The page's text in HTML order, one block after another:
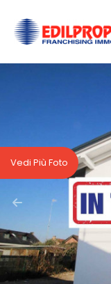
Vedi Più Foto
HOME
AFFILIATI
VENDITA
AFFITTO
ACQUISIZIONE
Codice
Qualsiasi
Vendita
Affitto
Scegli